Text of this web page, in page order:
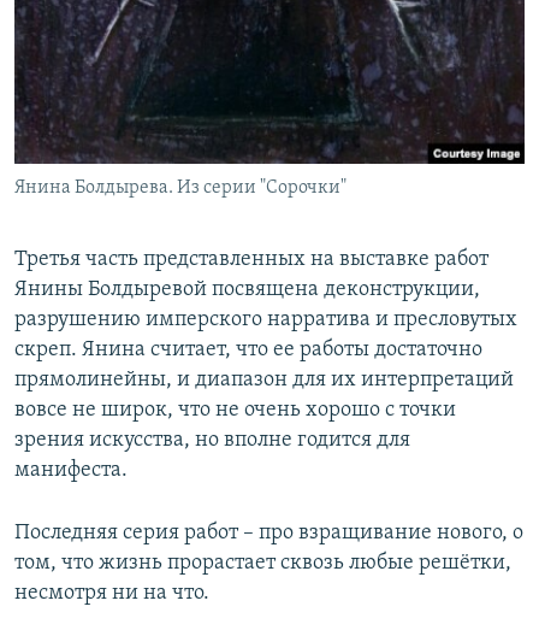
Янина Болдырева. Из серии "Сорочки"
Третья часть представленных на выставке работ
Янины Болдыревой посвящена деконструкции,
разрушению имперского нарратива и пресловутых
скреп. Янина считает, что ее работы достаточно
прямолинейны, и диапазон для их интерпретаций
вовсе не широк, что не очень хорошо с точки
зрения искусства, но вполне годится для
манифеста.
Последняя серия работ – про взращивание нового, о
том, что жизнь прорастает сквозь любые решётки,
несмотря ни на что.